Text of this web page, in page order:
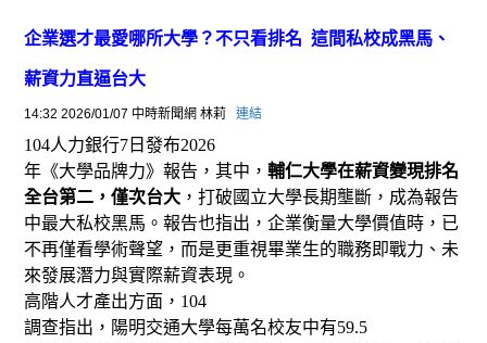
企業選才最愛哪所大學？不只看排名 這間私校成黑馬、
薪資力直逼台大
14:32 2026/01/07 中時新聞網 林莉連結
104人力銀行7 日發布2026
年《大學品牌力》報告，其中，輔仁大學在薪資變現排名
全台第二，僅次台大 ，打破國立大學長期壟斷，成為報告
中最大私校黑馬。報告也指出，企業衡量大學價值時，已
不再僅看學術聲望，而是更重視畢業生的職務即戰力、未
來發展潛力與實際薪資表現。
高階人才產出方面， 104
調查指出，陽明交通大學每萬名校友中有59.5